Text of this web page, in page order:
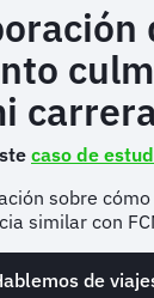
caso de
sobre
similar con
de